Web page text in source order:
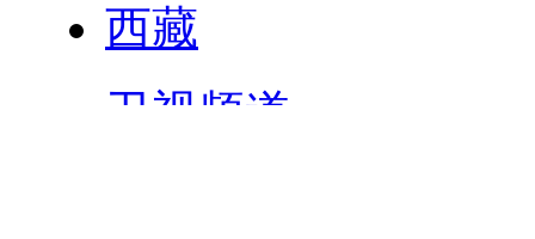
西藏
卫视频道